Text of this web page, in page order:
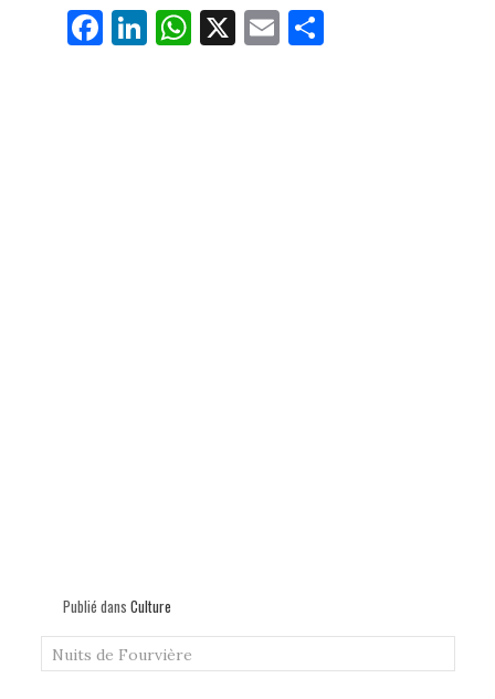
Fa
ce
Li
nk
W
ha
X E
m
Pa
Publié dans Culture
Nuits de Fourvière